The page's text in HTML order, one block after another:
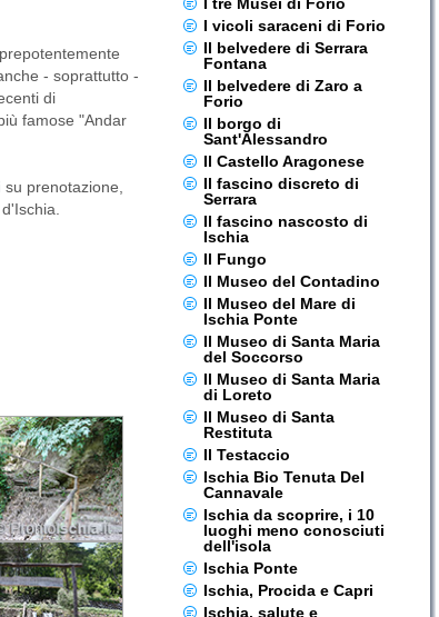
- soprattutto -
di
famose "Andar
su prenotazione,
I vicoli saraceni di Forio
Il belvedere di Serrara
Fontana
Il belvedere di Zaro a
Forio
Il borgo di
Sant'Alessandro
Il Castello Aragonese
Il fascino discreto di
Serrara
Il fascino nascosto di
Ischia
Il Fungo
Il Museo del Contadino
Il Museo del Mare di
Ischia Ponte
Il Museo di Santa Maria
del Soccorso
Il Museo di Santa Maria
di Loreto
Il Museo di Santa
Restituta
Il Testaccio
Ischia Bio Tenuta Del
Cannavale
Ischia da scoprire, i 10
luoghi meno conosciuti
dell'isola
Ischia Ponte
Ischia, Procida e Capri
Ischia, salute e